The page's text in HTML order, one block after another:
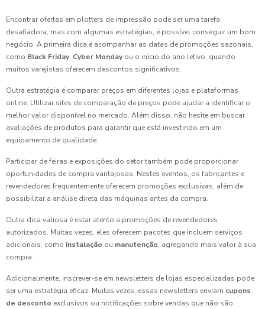
Encontrar ofertas em plotters de impressão pode ser uma tarefa
desafiadora, mas com algumas estratégias, é possível conseguir um bom
negócio. A primeira dica é acompanhar as datas de promoções sazonais,
como Black Friday, Cyber Mondayou o início do ano letivo, quando
muitos varejistas oferecem descontos significativos.
Outra estratégia é comparar preços em diferentes lojas e plataformas
online. Utilizar sites de comparação de preços pode ajudar a identificar o
melhor valor disponível no mercado. Além disso, não hesite em buscar
avaliações de produtos para garantir que está investindo em um
equipamento de qualidade.
Participar de feiras e exposições do setor também pode proporcionar
oportunidades de compra vantajosas. Nestes eventos, os fabricantes e
revendedores frequentemente oferecem promoções exclusivas, além de
possibilitar a análise direta das máquinas antes da compra.
Outra dica valiosa é estar atento a promoções de revendedores
autorizados. Muitas vezes, eles oferecem pacotes que incluem serviços
adicionais, como instalação ou manutenção, agregando mais valor à sua
compra.
Adicionalmente, inscrever-se em newsletters de lojas especializadas pode
ser uma estratégia eficaz. Muitas vezes, essas newsletters enviam cupons
de desconto exclusivos ou notificações sobre vendas que não são